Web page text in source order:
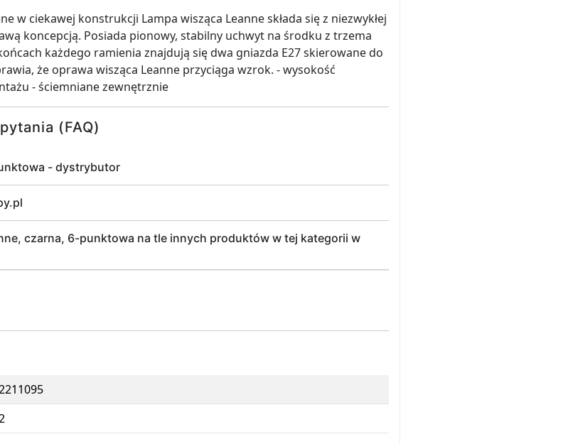
w ciekawej konstrukcji Lampa wisząca Leanne składa się z niezwykłej
koncepcją. Posiada pionowy, stabilny uchwyt na środku z trzema
każdego ramienia znajdują się dwa gniazda E27 skierowane do
że oprawa wisząca Leanne przyciąga wzrok. - wysokość
- ściemniane zewnętrznie
(FAQ)
- dystrybutor
czarna, 6-punktowa na tle innych produktów w tej kategorii w